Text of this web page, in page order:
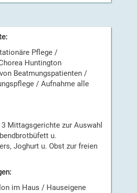
Pflege /
Huntington
Beatmungspatienten /
/ Aufnahme alle
Mittagsgerichte zur Auswahl
u.
Joghurt u. Obst zur freien
im Haus / Hauseigene